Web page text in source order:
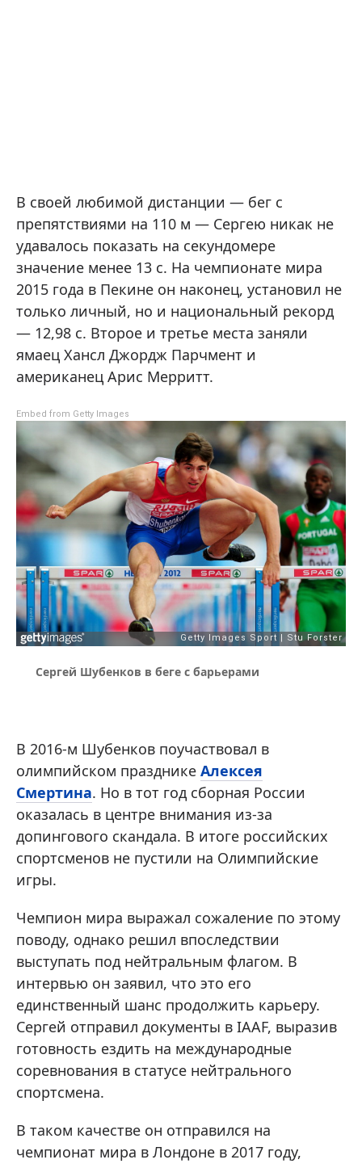
В своей любимой дистанции — бег с
препятствиями на 110 м — Сергею никак не
удавалось показать на секундомере
значение менее 13 с. На чемпионате мира
2015 года в Пекине он наконец, установил не
только личный, но и национальный рекорд
— 12,98 с. Второе и третье места заняли
ямаец Хансл Джордж Парчмент и
американец Арис Мерритт.
Embed from Getty Images
Сергей Шубенков в беге с барьерами
В 2016-м Шубенков поучаствовал в
олимпийском празднике Алексея
Смертина. Но в тот год сборная России
оказалась в центре внимания из-за
допингового скандала. В итоге российских
спортсменов не пустили на Олимпийские
игры.
Чемпион мира выражал сожаление по этому
поводу, однако решил впоследствии
выступать под нейтральным флагом. В
интервью он заявил, что это его
единственный шанс продолжить карьеру.
Сергей отправил документы в IAAF, выразив
готовность ездить на международные
соревнования в статусе нейтрального
спортсмена.
В таком качестве он отправился на
чемпионат мира в Лондоне в 2017 году,